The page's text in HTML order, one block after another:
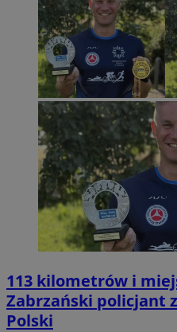
113 kilometrów i
Zabrzański policjant
Polski